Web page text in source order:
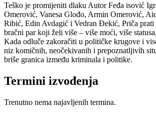
Teško je promijeniti dlaku Autor Feđa isović
Omerović, Vanesa Glođo, Armin Omerović,
Ribić, Edin Avdagić i Vedran Đekić, Priča
bračni par koji želi više – više moći, više
Kada odluče zakoračiti u političke krugove i
niz komičnih, neočekivanih i prepoznatljivih
briše granica između kriminala i politike.
Termini izvođenja
Trenutno nema najavljenih termina.